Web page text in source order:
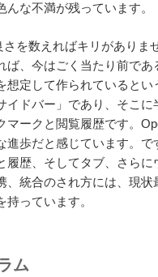
んな不満が残っています。
さを数えればキリがありま
ば、今はごく当たり前であ
想定して作られていると
イドバー」であり、そこに
マークと閲覧履歴です。
進歩だと感じています。で
履歴、そしてタブ、さら
、統合のされ方には、現状
持っています。
ム